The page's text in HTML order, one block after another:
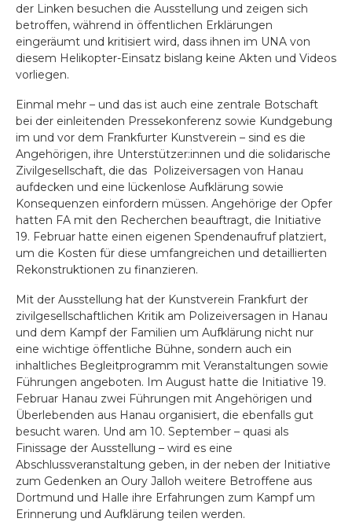
der Linken besuchen die Ausstellung und zeigen sich
betroffen, während in öffentlichen Erklärungen
eingeräumt und kritisiert wird, dass ihnen im UNA von
diesem Helikopter-Einsatz bislang keine Akten und Videos
vorliegen.
Einmal mehr – und das ist auch eine zentrale Botschaft
bei der einleitenden Pressekonferenz sowie Kundgebung
im und vor dem Frankfurter Kunstverein – sind es die
Angehörigen, ihre Unterstützer:innen und die solidarische
Zivilgesellschaft, die das Polizeiversagen von Hanau
aufdecken und eine lückenlose Aufklärung sowie
Konsequenzen einfordern müssen. Angehörige der Opfer
hatten FA mit den Recherchen beauftragt, die Initiative
19. Februar hatte einen eigenen Spendenaufruf platziert,
um die Kosten für diese umfangreichen und detaillierten
Rekonstruktionen zu finanzieren.
Mit der Ausstellung hat der Kunstverein Frankfurt der
zivilgesellschaftlichen Kritik am Polizeiversagen in Hanau
und dem Kampf der Familien um Aufklärung nicht nur
eine wichtige öffentliche Bühne, sondern auch ein
inhaltliches Begleitprogramm mit Veranstaltungen sowie
Führungen angeboten. Im August hatte die Initiative 19.
Februar Hanau zwei Führungen mit Angehörigen und
Überlebenden aus Hanau organisiert, die ebenfalls gut
besucht waren. Und am 10. September – quasi als
Finissage der Ausstellung – wird es eine
Abschlussveranstaltung geben, in der neben der Initiative
zum Gedenken an Oury Jalloh weitere Betroffene aus
Dortmund und Halle ihre Erfahrungen zum Kampf um
Erinnerung und Aufklärung teilen werden.